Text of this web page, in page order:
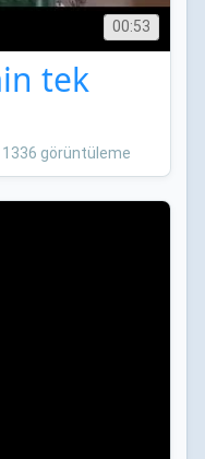
00:53
tek
1336 görüntüleme